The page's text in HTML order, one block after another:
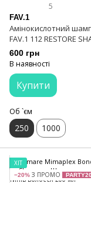
5
FAV.1
Амінокислотний
FAV.1 112 RESTORE
250 мл
600 грн
В наявності
Купити
Об `єм
250 1000
ХІТ
−20% З ПРОМО PARTY20